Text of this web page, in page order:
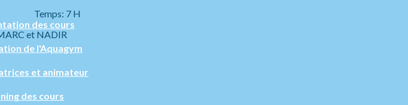
des cours
de l'Aquagym
et animateur
des cours
Temps: 7 H
et NADIR